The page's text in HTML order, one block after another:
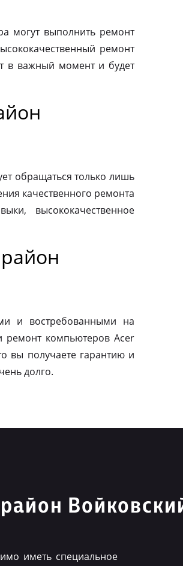
могут выполнить ремонт
ремонт
в важный момент и будет
обращаться только лишь
качественного ремонта
высококачественное
и востребованными на
ремонт компьютеров Acer
вы получаете гарантию и
долго.
иметь специальное